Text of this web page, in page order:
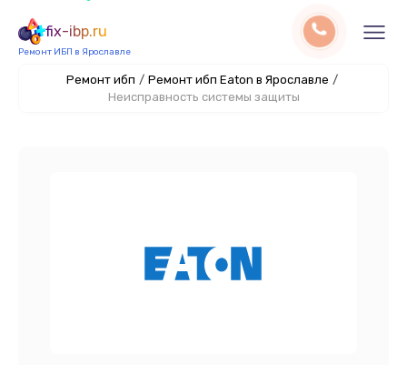
fix-ibp.ru
Ремонт ИБП в Ярославле
Ремонт ибп / Ремонт ибп Eaton в Ярославле /
Неисправность системы защиты